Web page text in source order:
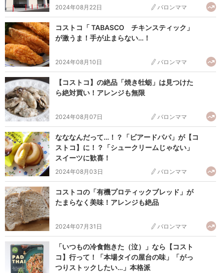
2024年08月22日 バロンママ
コストコ「 TABASCO チキンスティック」
が激うま！手が止まらない…！
2024年08月10日 バロンママ
【コストコ】の絶品「焼き牡蛎」は見つけた
ら絶対買い！アレンジも無限
2024年08月07日 バロンママ
なななんだって…！？「ビアードパパ」が【コ
ストコ】に！？「シュークリームじゃない」
スイーツに歓喜！
2024年08月03日 バロンママ
コストコの「有機プロティックブレッド」が
たまらなく美味！アレンジも絶品
2024年07月31日 バロンママ
「いつもの冷食飽きた（泣）」なら【コスト
コ】行って！「本場タイの屋台の味」「がっ
つりストックしたい…」本格派